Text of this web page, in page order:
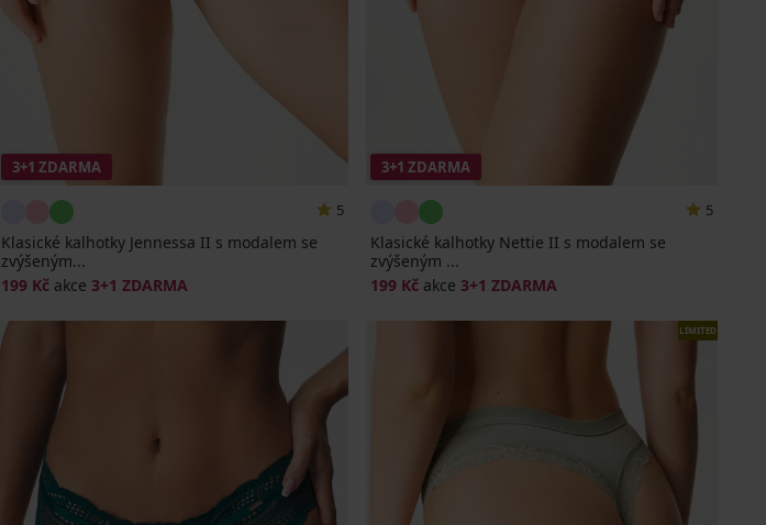
3+1 ZDARMA
5
Klasické kalhotky Jennessa II s modalem se
zvýšeným...
199 Kč akce 3+1 ZDARMA
3+1 ZDARMA
5
Klasické kalhotky Nettie II s modalem se
zvýšeným ...
199 Kč akce 3+1 ZDARMA
LIMITED